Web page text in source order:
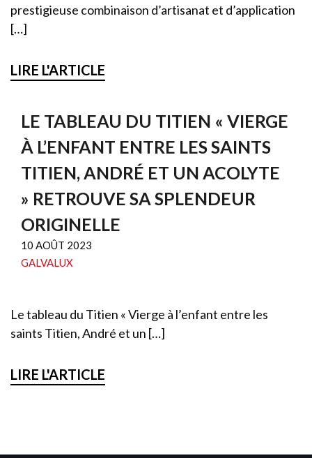
prestigieuse combinaison d’artisanat et d’application
[…]
LIRE L'ARTICLE
LE TABLEAU DU TITIEN « VIERGE
À L’ENFANT ENTRE LES SAINTS
TITIEN, ANDRÉ ET UN ACOLYTE
» RETROUVE SA SPLENDEUR
ORIGINELLE
10 AOÛT 2023
GALVALUX
Le tableau du Titien « Vierge à l’enfant entre les
saints Titien, André et un […]
LIRE L'ARTICLE